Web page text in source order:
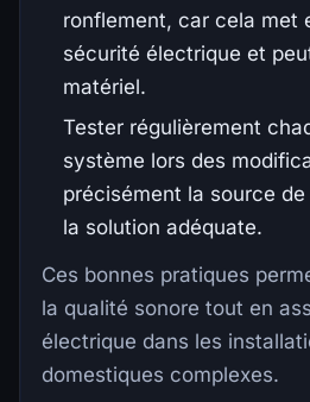
ronflement, car cela met
sécurité électrique et
matériel.
Tester régulièrement
système lors des
précisément la source
la solution adéquate.
Ces bonnes pratiques
la qualité sonore tout en
électrique dans les
domestiques complexes.